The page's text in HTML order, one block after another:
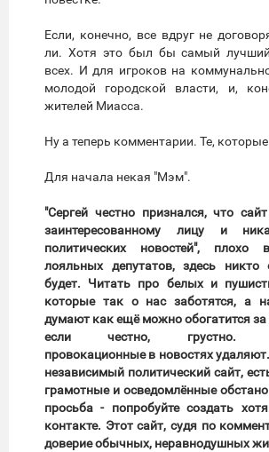
Если, конечно, все вдруг не
ли. Хотя это был бы самый
всех. И для игроков на
молодой городской власти, и,
жителей Миасса.
Ну а теперь комментарии. Те,
Для начала некая "Мэм".
"Сергей честно признался, что
заинтересованному лицу и
политических новостей", плохо
лояльных депутатов, здесь никто
будет. Читать про белых и
которые так о нас заботятся, а
думают как ещё можно обогатится
если честно, грустно.
провокационные в новостях
независимый политический сайт,
грамотные и осведомлённые
просьба - попробуйте создать
контакте. Этот сайт, судя по
доверие обычных, неравнодушных